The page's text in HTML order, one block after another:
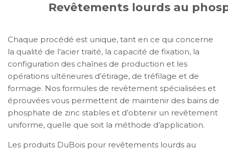
Revêtements lourds au
Chaque procédé est unique, tant en ce qui concerne
la qualité de l’acier traité, la capacité de fixation, la
configuration des chaînes de production et les
opérations ultérieures d’étirage, de tréfilage et de
formage. Nos formules de revêtement spécialisées et
éprouvées vous permettent de maintenir des bains de
phosphate de zinc stables et d’obtenir un revêtement
uniforme, quelle que soit la méthode d’application.
Les produits DuBois pour revêtements lourds au